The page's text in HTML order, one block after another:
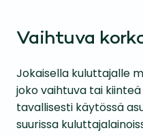
Vaihtuva
Jokaisella kuluttajalle
joko vaihtuva tai
tavallisesti käytössä
suurissa